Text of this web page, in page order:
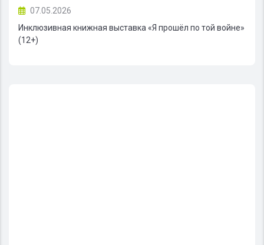
07.05.2026
Инклюзивная книжная выставка «Я прошёл по той войне»
(12+)